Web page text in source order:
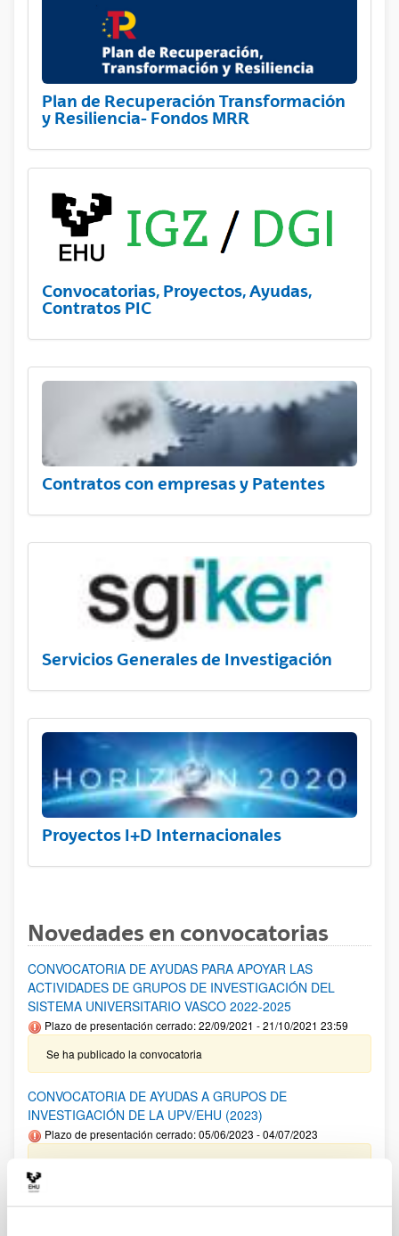
Plan de Recuperación Transformación
y Resiliencia- Fondos MRR
Convocatorias, Proyectos, Ayudas,
Contratos PIC
Contratos con empresas y Patentes
Servicios Generales de Investigación
Proyectos I+D Internacionales
Novedades en convocatorias
CONVOCATORIA DE AYUDAS PARA APOYAR LAS
ACTIVIDADES DE GRUPOS DE INVESTIGACIÓN DEL
SISTEMA UNIVERSITARIO VASCO 2022-2025
Plazo de presentación cerrado: 22/09/2021 - 21/10/2021 23:59
Se ha publicado la convocatoria
CONVOCATORIA DE AYUDAS A GRUPOS DE
INVESTIGACIÓN DE LA UPV/EHU (2023)
Plazo de presentación cerrado: 05/06/2023 - 04/07/2023
14/02/2024 Resolución Definitiva de ayudas concedidas y
provisional de solicitudes admitidas y excluidas para